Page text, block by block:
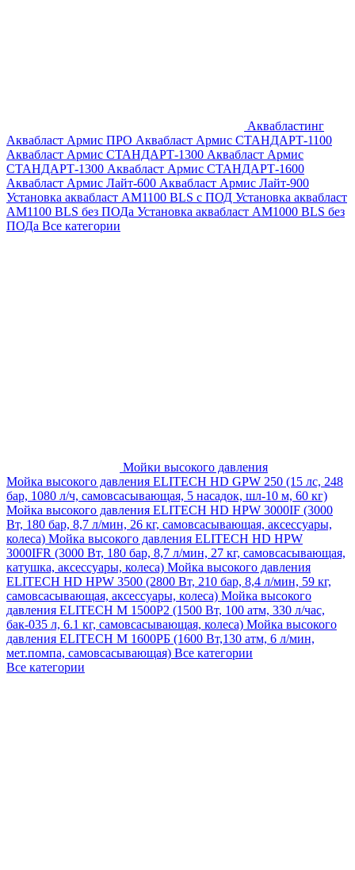
Аквабластинг
Аквабласт Армис ПРО Аквабласт Армис СТАНДАРТ-1100
Аквабласт Армис СТАНДАРТ-1300 Аквабласт Армис
СТАНДАРТ-1300 Аквабласт Армис СТАНДАРТ-1600
Аквабласт Армис Лайт-600 Аквабласт Армис Лайт-900
Установка аквабласт AM1100 BLS с ПОД Установка аквабласт
AM1100 BLS без ПОДа Установка аквабласт AM1000 BLS без
ПОДа Все категории
Мойки высокого давления
Мойка высокого давления ELITECH HD GPW 250 (15 лс, 248
бар, 1080 л/ч, самовсасывающая, 5 насадок, шл-10 м, 60 кг)
Мойка высокого давления ELITECH HD HPW 3000IF (3000
Вт, 180 бар, 8,7 л/мин, 26 кг, самовсасывающая, аксессуары,
колеса) Мойка высокого давления ELITECH HD HPW
3000IFR (3000 Вт, 180 бар, 8,7 л/мин, 27 кг, самовсасывающая,
катушка, аксессуары, колеса) Мойка высокого давления
ELITECH HD HPW 3500 (2800 Вт, 210 бар, 8,4 л/мин, 59 кг,
самовсасывающая, аксессуары, колеса) Мойка высокого
давления ELITECH M 1500P2 (1500 Вт, 100 атм, 330 л/час,
бак-035 л, 6.1 кг, самовсасывающая, колеса) Мойка высокого
давления ELITECH М 1600РБ (1600 Вт,130 атм, 6 л/мин,
мет.помпа, самовсасывающая) Все категории
Все категории